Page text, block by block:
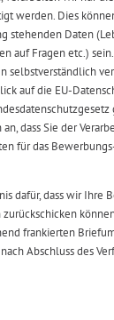
werden. Dies
stehenden Daten
auf Fragen etc.) sein.
selbstverständlich
auf die EU-
dass Sie der
für das
dafür, dass wir Ihre
frankierten
Abschluss des